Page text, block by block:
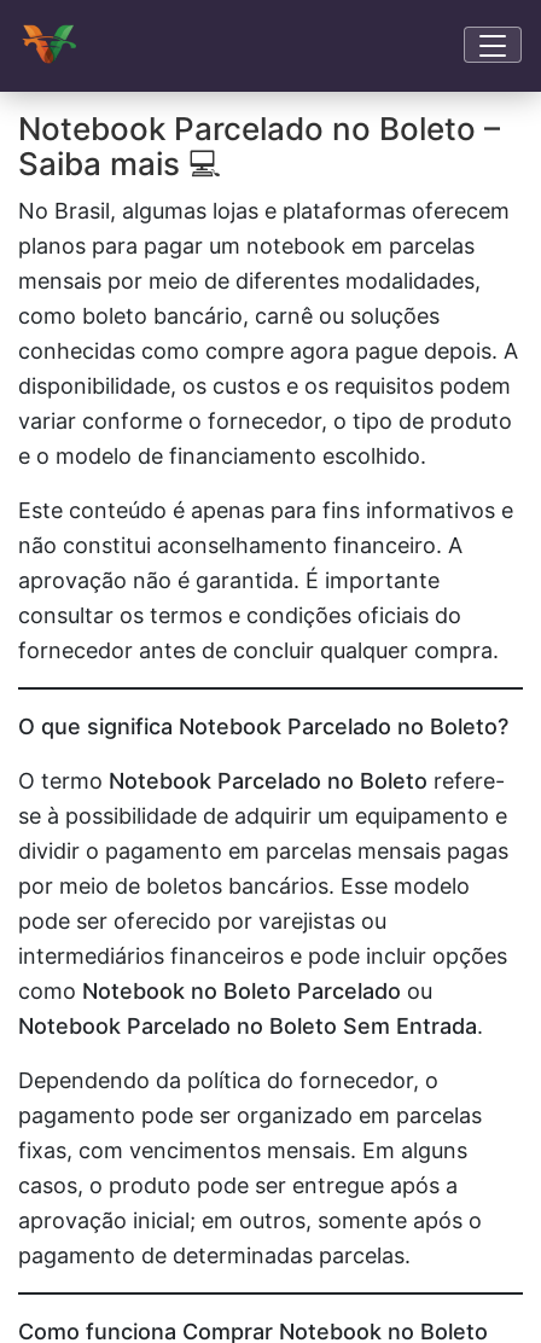
Notebook Parcelado no Boleto –
Saiba mais 💻
No Brasil, algumas lojas e plataformas oferecem
planos para pagar um notebook em parcelas
mensais por meio de diferentes modalidades,
como boleto bancário, carnê ou soluções
conhecidas como compre agora pague depois. A
disponibilidade, os custos e os requisitos podem
variar conforme o fornecedor, o tipo de produto
e o modelo de financiamento escolhido.
Este conteúdo é apenas para fins informativos e
não constitui aconselhamento financeiro. A
aprovação não é garantida. É importante
consultar os termos e condições oficiais do
fornecedor antes de concluir qualquer compra.
O que significa Notebook Parcelado no Boleto?
O termo Notebook Parcelado no Boleto refere-
se à possibilidade de adquirir um equipamento e
dividir o pagamento em parcelas mensais pagas
por meio de boletos bancários. Esse modelo
pode ser oferecido por varejistas ou
intermediários financeiros e pode incluir opções
como Notebook no Boleto Parcelado ou
Notebook Parcelado no Boleto Sem Entrada.
Dependendo da política do fornecedor, o
pagamento pode ser organizado em parcelas
fixas, com vencimentos mensais. Em alguns
casos, o produto pode ser entregue após a
aprovação inicial; em outros, somente após o
pagamento de determinadas parcelas.
Como funciona Comprar Notebook no Boleto